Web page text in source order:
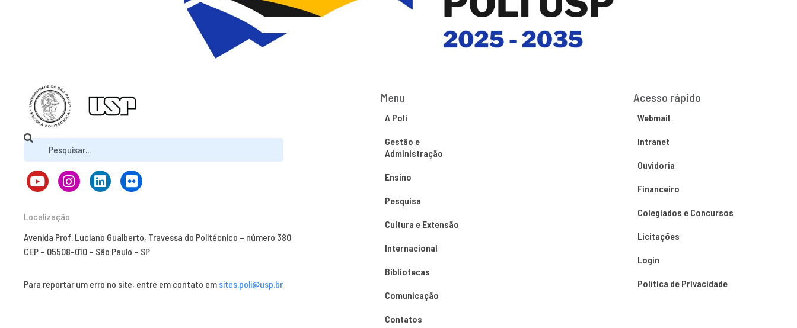
Localização
Avenida Prof. Luciano Gualberto, Travessa do Politécnico – número 380
CEP – 05508-010 – São Paulo – SP
Para reportar um erro no site, entre em contato em sites.poli@usp.br
Menu
A Poli
Gestão e
Administração
Ensino
Pesquisa
Cultura e Extensão
Internacional
Bibliotecas
Comunicação
Contatos
Acesso rápido
Webmail
Intranet
Ouvidoria
Financeiro
Colegiados e Concursos
Licitações
Login
Política de Privacidade